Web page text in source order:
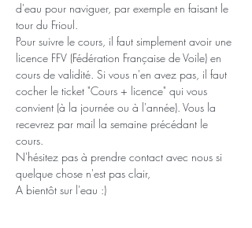
d'eau pour naviguer, par exemple en faisant le
tour du Frioul.
Pour suivre le cours, il faut simplement avoir une
licence FFV (Fédération Française de Voile) en
cours de validité. Si vous n'en avez pas, il faut
cocher le ticket "Cours + licence" qui vous
convient (à la journée ou à l'année). Vous la
recevrez par mail la semaine précédant le
cours.
N'hésitez pas à prendre contact avec nous si
quelque chose n'est pas clair,
A bientôt sur l'eau :)